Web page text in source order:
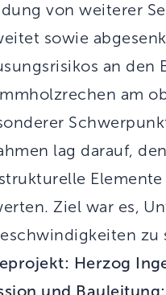
von weiterer
sowie
an den
am
lag darauf,
Ziel war es,
zu
Herzog
und